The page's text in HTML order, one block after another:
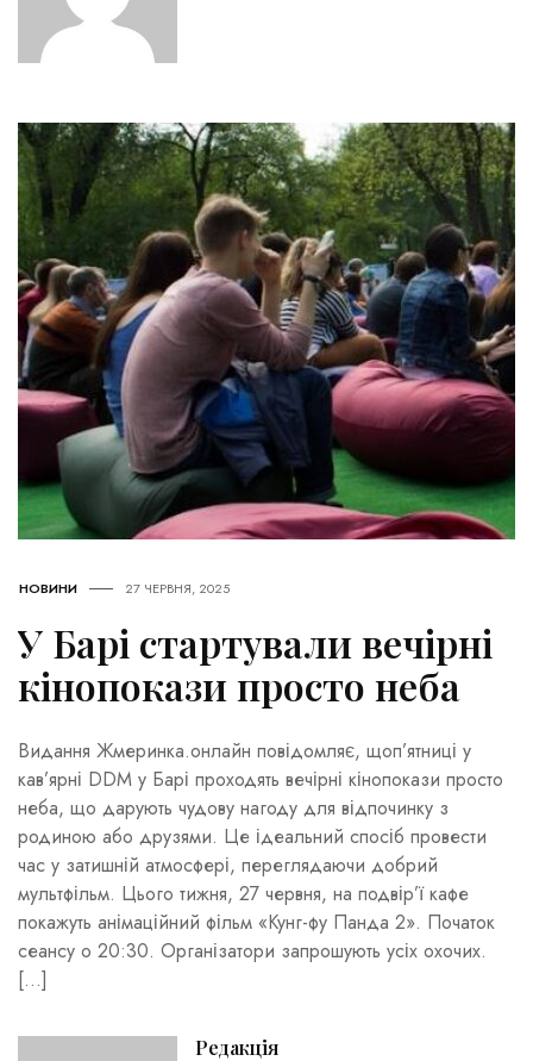
НОВИНИ 27 ЧЕРВНЯ, 2025
У Барі стартували вечірні
кінопокази просто неба
Видання Жмеринка.онлайн повідомляє, щоп’ятниці у
кав’ярні DDM у Барі проходять вечірні кінопокази просто
неба, що дарують чудову нагоду для відпочинку з
родиною або друзями. Це ідеальний спосіб провести
час у затишній атмосфері, переглядаючи добрий
мультфільм. Цього тижня, 27 червня, на подвір’ї кафе
покажуть анімаційний фільм «Кунг-фу Панда 2». Початок
сеансу о 20:30. Організатори запрошують усіх охочих.
[…]
Редакція